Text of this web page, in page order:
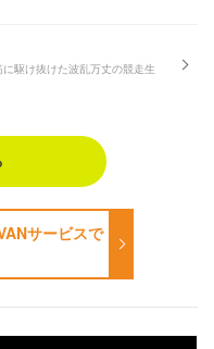
駆け抜けた波乱万丈の競走生
サービスで